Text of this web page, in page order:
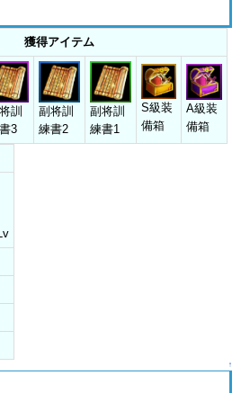
獲得アイテム
訓
3
副将訓
練書2
副将訓
練書1
S級装
備箱
A級装
備箱
↑